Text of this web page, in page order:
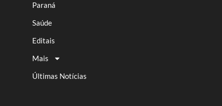
Paraná
Saúde
Editais
Mais
Últimas Notícias